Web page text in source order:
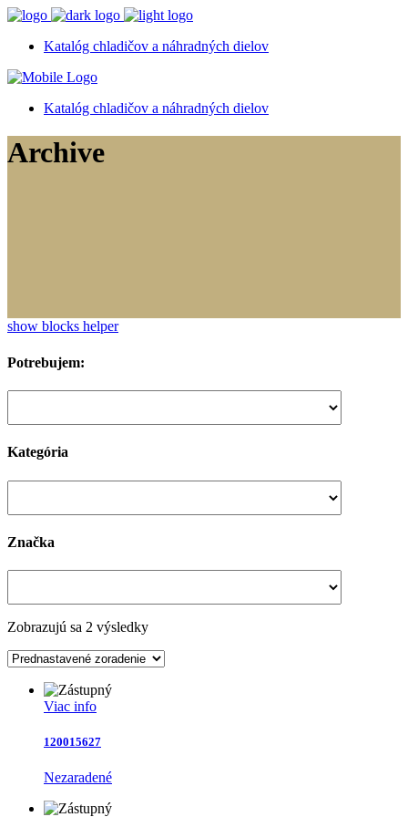
Katalóg chladičov a náhradných dielov
Katalóg chladičov a náhradných dielov
Archive
show blocks helper
Potrebujem:
Kategória
Značka
Zobrazujú sa 2 výsledky
Viac info
120015627
Nezaradené